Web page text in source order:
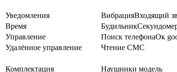
Уведомления
ВибрацияВходящий
Время
Будильник
Управление
Поиск телефонаОк
Удалённое управление
Чтение СМС
Комплектация
Наушники модель